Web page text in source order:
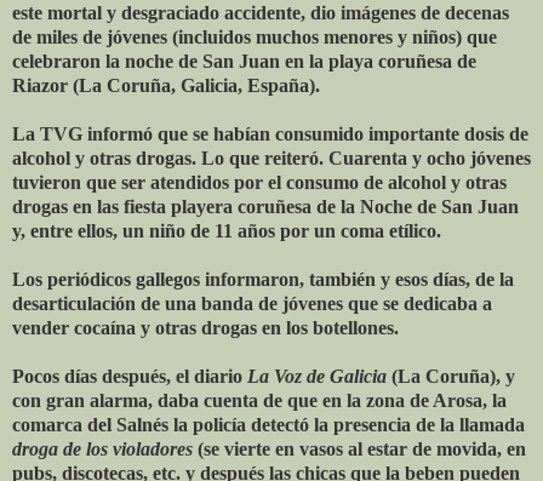
este mortal y desgraciado accidente, dio imágenes de decenas
de miles de jóvenes (incluidos muchos menores y niños) que
celebraron la noche de San Juan en la playa coruñesa de
Riazor (La Coruña, Galicia, España).
La TVG informó que se habían consumido importante dosis de
alcohol y otras drogas. Lo que reiteró. Cuarenta y ocho jóvenes
tuvieron que ser atendidos por el consumo de alcohol y otras
drogas en las fiesta playera coruñesa de la Noche de San Juan
y, entre ellos, un niño de 11 años por un coma etílico.
Los periódicos gallegos informaron, también y esos días, de la
desarticulación de una banda de jóvenes que se dedicaba a
vender cocaína y otras drogas en los botellones.
Pocos días después, el diario La Voz de Galicia (La Coruña), y
con gran alarma, daba cuenta de que en la zona de Arosa, la
comarca del Salnés la policía detectó la presencia de la llamada
droga de los violadores (se vierte en vasos al estar de movida, en
pubs, discotecas, etc. y después las chicas que la beben pueden